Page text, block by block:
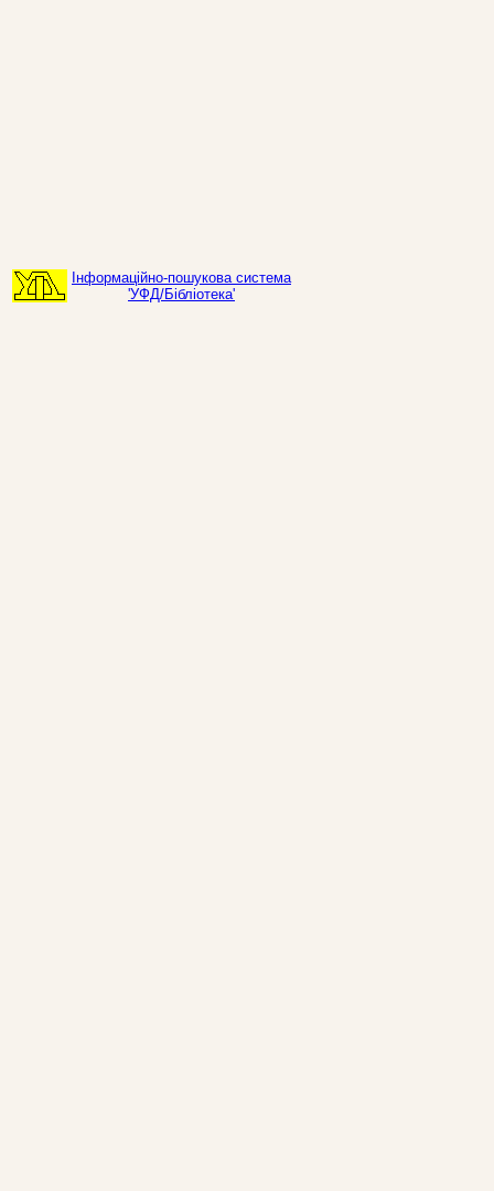
Інформаційно-пошукова система
'УФД/Бібліотека'